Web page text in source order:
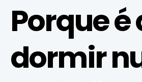
Porque é
dormir